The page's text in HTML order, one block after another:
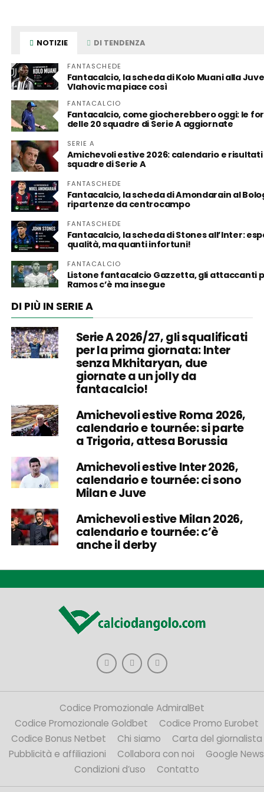
NOTIZIE DI TENDENZA
FANTASCHEDE
Fantacalcio, la scheda di Kolo Muani alla
Vlahovic ma piace così
FANTACALCIO
Fantacalcio, come giocherebbero oggi: le
delle 20 squadre di Serie A aggiornate
SERIE A
Amichevoli estive 2026: calendario e risultati
squadre di Serie A
FANTASCHEDE
Fantacalcio, la scheda di Amondarain al
ripartenze da centrocampo
FANTASCHEDE
Fantacalcio, la scheda di Stones all’Inter:
qualità, ma quanti infortuni!
FANTACALCIO
Listone fantacalcio Gazzetta, gli attaccanti
Ramos c’è ma insegue
DI PIÙ IN SERIE A
Serie A 2026/27, gli squalificati
per la prima giornata: Inter
senza Mkhitaryan, due
giornate a un jolly da
fantacalcio!
Amichevoli estive Roma 2026,
calendario e tournée: si parte
a Trigoria, attesa Borussia
Amichevoli estive Inter 2026,
calendario e tournée: ci sono
Milan e Juve
Amichevoli estive Milan 2026,
calendario e tournée: c’è
anche il derby
Codice Promozionale AdmiralBet
Codice Promozionale Goldbet
Codice Promo Eurobet
Codice Bonus Netbet
Chi siamo
Carta del giornalista
Pubblicità e affiliazioni
Collabora con noi
Google News
Condizioni d’uso
Contatto